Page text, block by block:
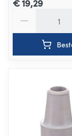
€ 19,29